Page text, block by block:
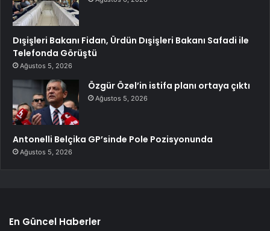
Dışişleri Bakanı Fidan, Ürdün Dışişleri Bakanı Safadi ile
Telefonda Görüştü
Ağustos 5, 2026
Özgür Özel’in istifa planı ortaya çıktı
Ağustos 5, 2026
Antonelli Belçika GP’sinde Pole Pozisyonunda
Ağustos 5, 2026
En Güncel Haberler